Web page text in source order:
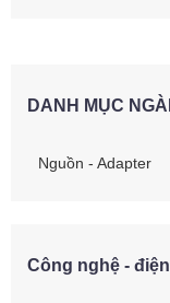
DANH MỤC
Nguồn - Adapter
Công nghệ -